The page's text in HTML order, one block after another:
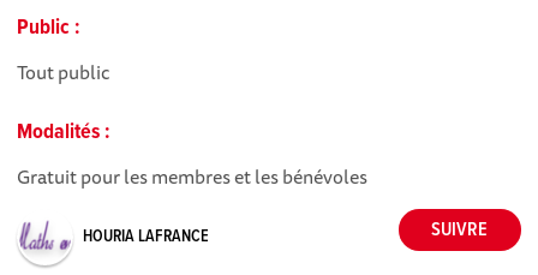
Public :
Tout public
Modalités :
Gratuit pour les membres et les bénévoles
HOURIA LAFRANCE